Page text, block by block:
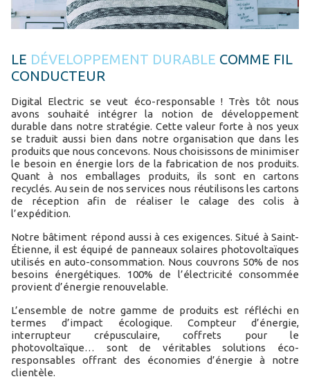
LE DÉVELOPPEMENT DURABLE COMME FIL
CONDUCTEUR
Digital Electric se veut éco-responsable ! Très tôt nous
avons souhaité intégrer la notion de développement
durable dans notre stratégie. Cette valeur forte à nos yeux
se traduit aussi bien dans notre organisation que dans les
produits que nous concevons. Nous choisissons de minimiser
le besoin en énergie lors de la fabrication de nos produits.
Quant à nos emballages produits, ils sont en cartons
recyclés. Au sein de nos services nous réutilisons les cartons
de réception afin de réaliser le calage des colis à
l’expédition.
Notre bâtiment répond aussi à ces exigences. Situé à Saint-
Étienne, il est équipé de panneaux solaires photovoltaïques
utilisés en auto-consommation. Nous couvrons 50% de nos
besoins énergétiques. 100% de l’électricité consommée
provient d’énergie renouvelable.
L’ensemble de notre gamme de produits est réfléchi en
termes d’impact écologique. Compteur d’énergie,
interrupteur crépusculaire, coffrets pour le
photovoltaïque… sont de véritables solutions éco-
responsables offrant des économies d’énergie à notre
clientèle.